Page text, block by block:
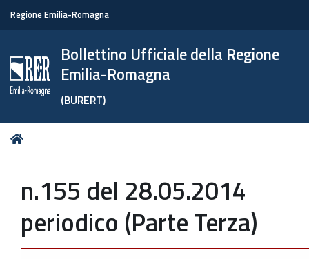
Regione Emilia-Romagna
Bollettino Ufficiale della Regione
Emilia-Romagna
(BURERT)
Tu
n.155 del 28.05.2014
periodico (Parte Terza)